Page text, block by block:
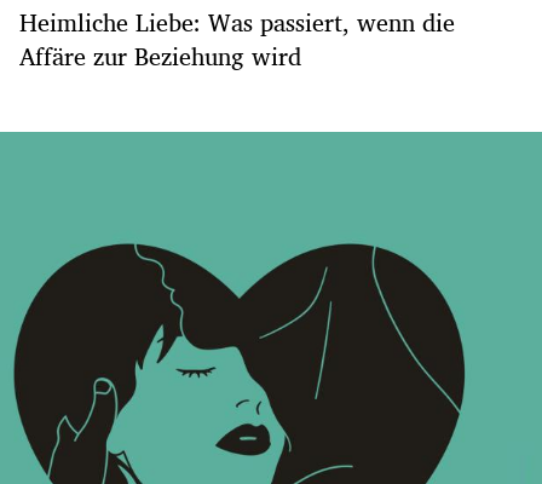
Heimliche Liebe: Was passiert, wenn die
Affäre zur Beziehung wird